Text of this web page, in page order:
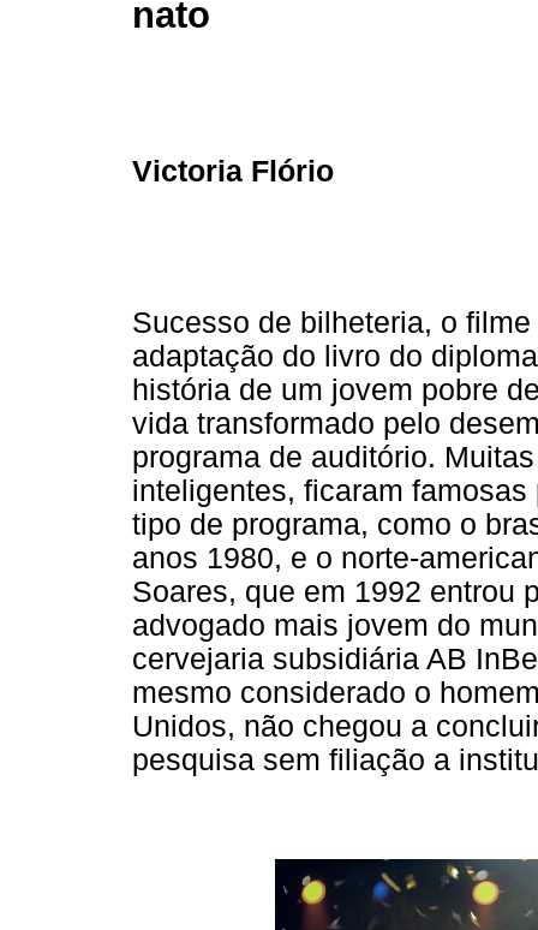
nato
Victoria Flório
Sucesso de bilheteria, o filme
adaptação do livro do
história de um jovem pobre
vida transformado pelo
programa de auditório.
inteligentes, ficaram
tipo de programa, como o
anos 1980, e o norte-
Soares, que em 1992 entrou
advogado mais jovem do
cervejaria subsidiária AB
mesmo considerado o
Unidos, não chegou a
pesquisa sem filiação a